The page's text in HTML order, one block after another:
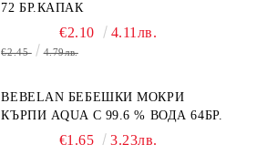
72 БР.КАПАК
€2.10 4.11лв.
€2.45 4.79лв.
BEBELAN БЕБЕШКИ МОКРИ
КЪРПИ AQUA С 99.6 % ВОДА 64БР.
€1.65 3.23лв.